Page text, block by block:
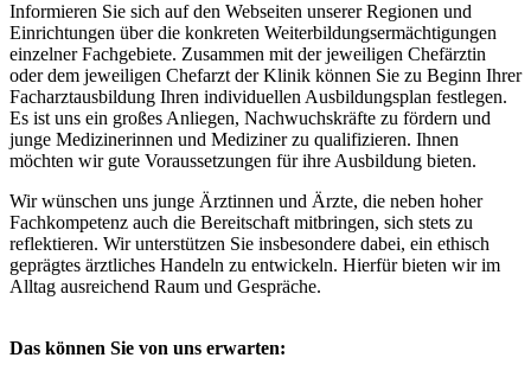
Informieren Sie sich auf den Webseiten unserer Regionen und
Einrichtungen über die konkreten Weiterbildungsermächtigungen
einzelner Fachgebiete. Zusammen mit der jeweiligen Chefärztin
oder dem jeweiligen Chefarzt der Klinik können Sie zu Beginn Ihrer
Facharztausbildung Ihren individuellen Ausbildungsplan festlegen.
Es ist uns ein großes Anliegen, Nachwuchskräfte zu fördern und
junge Medizinerinnen und Mediziner zu qualifizieren. Ihnen
möchten wir gute Voraussetzungen für ihre Ausbildung bieten.
Wir wünschen uns junge Ärztinnen und Ärzte, die neben hoher
Fachkompetenz auch die Bereitschaft mitbringen, sich stets zu
reflektieren. Wir unterstützen Sie insbesondere dabei, ein ethisch
geprägtes ärztliches Handeln zu entwickeln. Hierfür bieten wir im
Alltag ausreichend Raum und Gespräche.
Das können Sie von uns erwarten: